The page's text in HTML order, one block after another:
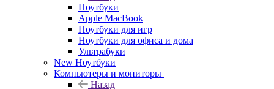
Ноутбуки
Apple MacBook
Ноутбуки для игр
Ноутбуки для офиса и дома
Ультрабуки
New Ноутбуки
Компьютеры и мониторы
Назад